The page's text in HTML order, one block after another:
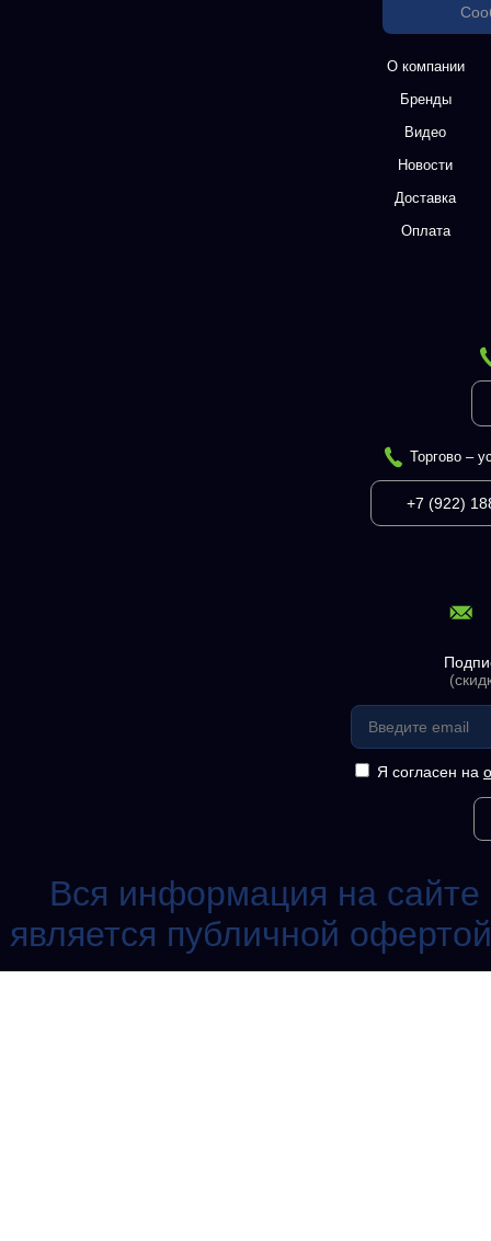
О компании
Бренды
Видео
Новости
Доставка
Оплата
Торгово –
+7 (922)
Я согласен на
Вся информация на сайте
является публичной